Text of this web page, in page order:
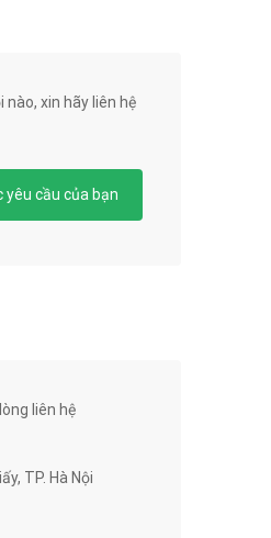
nào, xin hãy liên hệ
yêu cầu của bạn
liên hệ
TP. Hà Nội